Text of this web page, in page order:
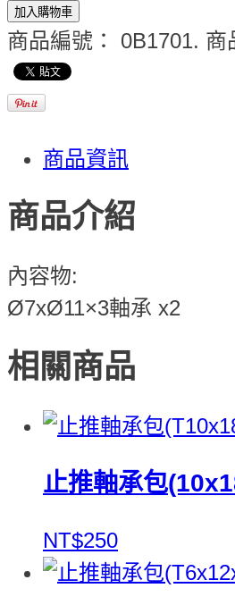
加入購物車
商品編號： 0B1701. 商
商品資訊
商品介紹
內容物:
Ø7xØ11×3軸承 x2
相關商品
止推軸承包
NT$250